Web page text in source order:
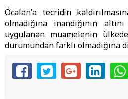
Öcalan'a tecridin
olmadığına inandığının
uygulanan muamelenin
durumundan farklı olmadığına